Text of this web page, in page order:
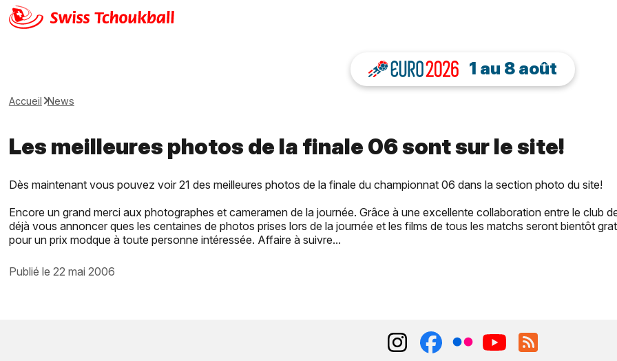
1 au 8 août
Accueil News
Les meilleures photos de la finale 06 sont sur le site!
Dès maintenant vous pouvez voir 21 des meilleures photos de la finale du championnat 06 dans la section photo du site!
Encore un grand merci aux photographes et cameramen de la journée. Grâce à une excellente collaboration entre le club
déjà vous annoncer ques les centaines de photos prises lors de la journée et les films de tous les matchs seront bientôt
pour un prix modque à toute personne intéressée. Affaire à suivre...
publié le 22 mai 2006